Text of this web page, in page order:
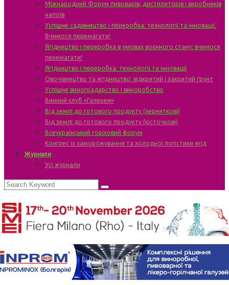
Міжнародний Форум пивоварів, дистиляторів і виробників
напоїв
Успішне садівництво і переробка: технології та інновації.
Вчимося перемагати!
Ягідництво і переробка в умовах воєнного стану: вчимося
перемагати!
Ягідництво і переробка: технології та інновації
Овочівництво та ягідництво: відкритий і закритий ґрунт
Успішне виноградарство і виноробство
Винний клуб «Галерея»
Від землі до готового продукту (зерняткові)
Від землі до готового продукту (кісточкові)
Всеукраїнський горіховий форум
Конгрес із заморожування та холодної логістики ягід
Журнали
Усі журнали